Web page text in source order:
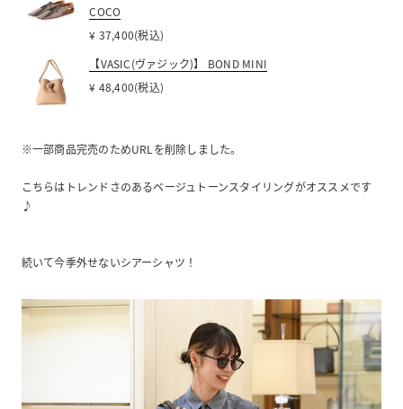
COCO
¥ 37,400(税込)
【VASIC(ヴァジック)】 BOND MINI
¥ 48,400(税込)
※一部商品完売のためURLを削除しました。
こちらはトレンドさのあるベージュトーンスタイリングがオススメです
♪
続いて今季外せないシアーシャツ！